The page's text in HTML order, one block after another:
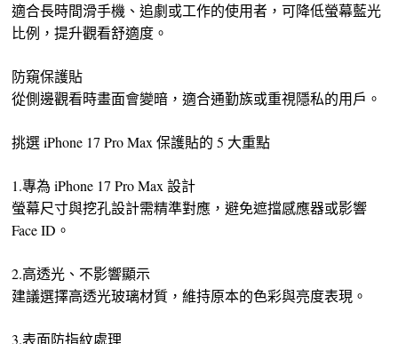
適合長時間滑手機、追劇或工作的使用者，可降低螢幕藍光
比例，提升觀看舒適度。
防窺保護貼
從側邊觀看時畫面會變暗，適合通勤族或重視隱私的用戶。
挑選 iPhone 17 Pro Max 保護貼的 5 大重點
1️.專為 iPhone 17 Pro Max 設計
螢幕尺寸與挖孔設計需精準對應，避免遮擋感應器或影響
Face ID。
2️.高透光、不影響顯示
建議選擇高透光玻璃材質，維持原本的色彩與亮度表現。
3️.表面防指紋處理